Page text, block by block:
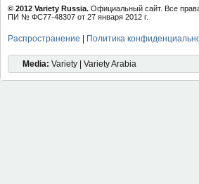
© 2012 Variety Russia. Официальный сайт. Все
ПИ № ФС77-48307 от 27 января 2012 г.
Распространение Политика
Media: Variety | Variety Arabia